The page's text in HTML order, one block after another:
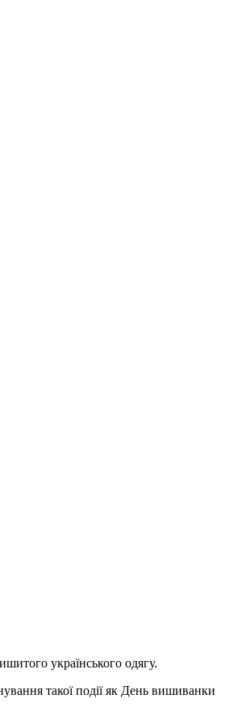
українського одягу.
такої події як День вишиванки